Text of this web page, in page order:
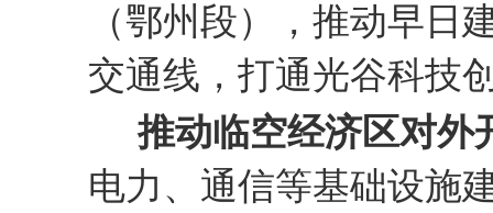
（鄂州段），推动早日
交通线，打通光谷科技
推动临空经济区对外
电力、通信等基础设施